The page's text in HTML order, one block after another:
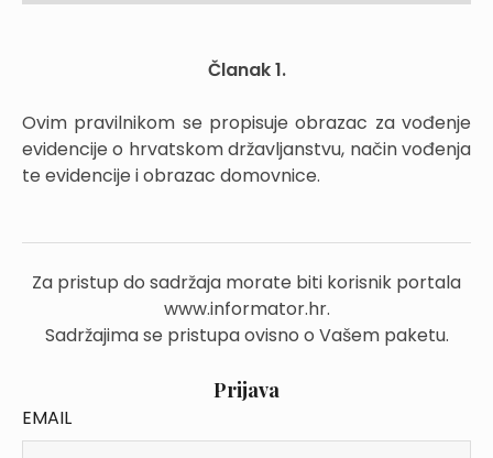
Članak 1.
Ovim pravilnikom se propisuje obrazac za vođenje
evidencije o hrvatskom državljanstvu, način vođenja
te evidencije i obrazac domovnice.
Za pristup do sadržaja morate biti korisnik portala
www.informator.hr.
Sadržajima se pristupa ovisno o Vašem paketu.
Prijava
EMAIL